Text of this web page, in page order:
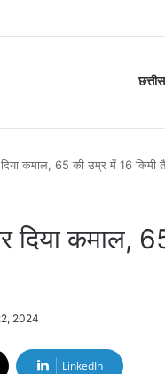
कमाल, 65 की उम्र में 16 किमी
दिया कमाल,
2024
LinkedIn